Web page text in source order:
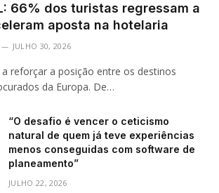
66% dos turistas regressam a
aposta na hotelaria
JULHO 30, 2026
reforçar a posição entre os destinos
da Europa. De…
“O desafio é vencer o ceticismo
natural de quem já teve experiências
menos conseguidas com software de
planeamento”
JULHO 22, 2026